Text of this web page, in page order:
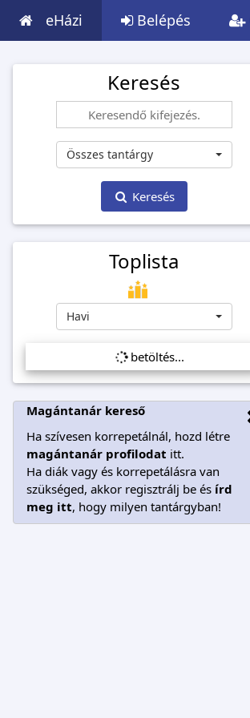
eHázi Belépés
Keresés
Összes tantárgy
Keresés
Toplista
Havi
betöltés...
Magántanár kereső
Ha szívesen korrepetálnál, hozd létre
magántanár profilodat itt.
Ha diák vagy és korrepetálásra van
szükséged, akkor regisztrálj be és írd
meg itt, hogy milyen tantárgyban!